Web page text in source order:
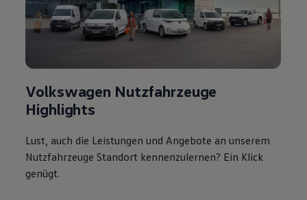
Volkswagen Nutzfahrzeuge
Highlights
Lust, auch die Leistungen und Angebote an unserem
Nutzfahrzeuge Standort kennenzulernen? Ein Klick
genügt.